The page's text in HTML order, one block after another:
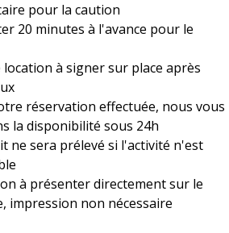
pour la caution
20 minutes à l'avance pour le
à signer sur place après
réservation effectuée, nous vous
la disponibilité sous 24h
ne sera prélevé si l'activité n'est
à présenter directement sur le
impression non nécessaire